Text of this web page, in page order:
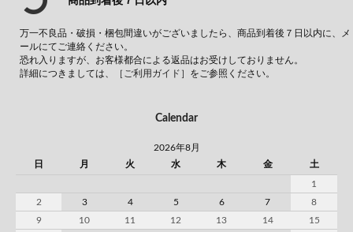
万一不良品・破損・梱包間違いがございましたら、商品到着後７日以内に、メ
ールにてご連絡ください。
恐れ入りますが、お客様都合による返品はお受けしておりません。
詳細につきましては、
［ご利用ガイド］ をご参照ください。
Calendar
2026年8月
日
月 火 水 木 金 土
1
2
3 4 5 6 7
8
9
10 11 12 13 14
15